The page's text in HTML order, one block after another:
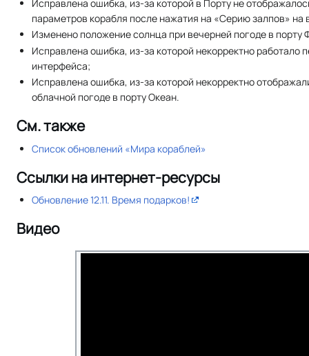
Исправлена ошибка, из-за которой в Порту не
параметров корабля после нажатия на «Серию залпов»
Изменено положение солнца при вечерней погоде в порту
Исправлена ошибка, из-за которой некорректно работало
интерфейса;
Исправлена ошибка, из-за которой некорректно
облачной погоде в порту Океан.
См. также
Список обновлений «Мира кораблей»
Ссылки на интернет-ресурсы
Обновление 12.11. Время подарков!
Видео